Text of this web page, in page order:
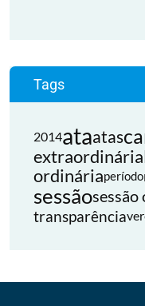
Tags
2014ataatas
extraordinária
ordináriaperíodo
sessãosessão
transparência